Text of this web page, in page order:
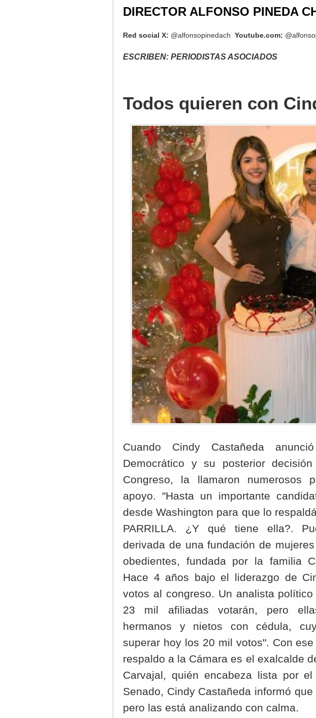
DIRECTOR ALFONSO PINEDA
Red social X: @alfonsopinedach Youtube.com:
ESCRIBEN: PERIODISTAS ASOCIADOS
Todos quieren con
Cuando Cindy Castañeda
Democrático y su posterior
Congreso, la llamaron numerosos
apoyo. "Hasta un importante
desde Washington para que lo
PARRILLA. ¿Y qué tiene ella?.
derivada de una fundación de
obedientes, fundada por la familia
Hace 4 años bajo el liderazgo de
votos al congreso. Un analista
23 mil afiliadas votarán, pero
hermanos y nietos con cédula,
superar hoy los 20 mil votos". Con
respaldo a la Cámara es el exalcalde
Carvajal, quién encabeza lista por
Senado, Cindy Castañeda informó
pero las está analizando con calma.